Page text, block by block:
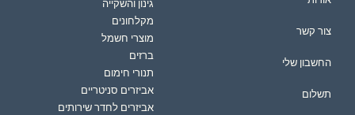
צור קשר
החשבון שלי
תשלום
מקלחונים
מוצרי חשמל
ברזים
תנורי חימום
אביזרים סניטריים
אביזרים לחדר שירותים